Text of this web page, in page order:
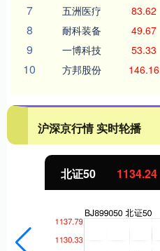
7 五洲医疗 83.62
8 耐科装备 49.67
9 一博科技 53.33
10 方邦股份 146.16
沪深京行情 实时轮播
北证50 1134.24